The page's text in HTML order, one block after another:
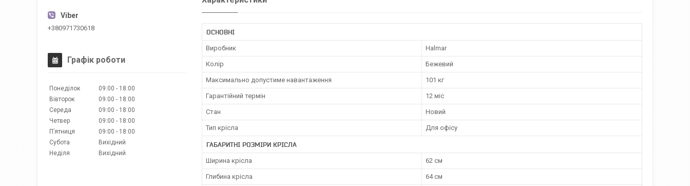
ОСНОВНІ
Виробник Halmar
Колір Бежевий
Максимально допустиме навантаження 101 кг
Гарантійний термін 12 міс
Стан Новий
Тип крісла Для офісу
ГАБАРИТНІ РОЗМІРИ КРІСЛА
Ширина крісла 62 см
Глибина крісла 64 см
+380971730618
Графік роботи
Понеділок 09:00
18:00
Вівторок
09:00
18:00
Середа
09:00
18:00
Четвер
09:00
18:00
Пʼятниця
09:00
18:00
Субота
Вихідний
Неділя
Вихідний